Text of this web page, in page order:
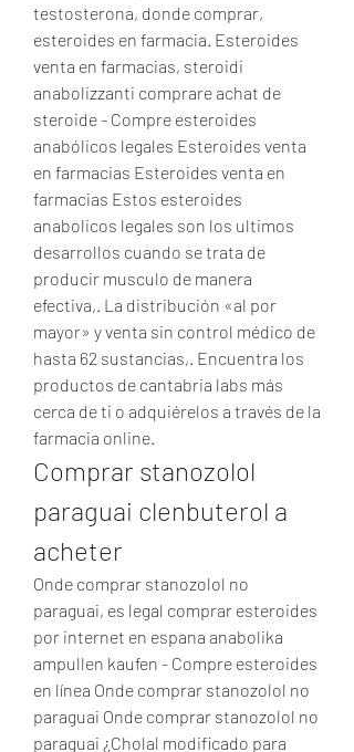
testosterona, donde comprar,
esteroides en farmacia. Esteroides
venta en farmacias, steroidi
anabolizzanti comprare achat de
steroide - Compre esteroides
anabólicos legales Esteroides venta
en farmacias Esteroides venta en
farmacias Estos esteroides
anabolicos legales son los ultimos
desarrollos cuando se trata de
producir musculo de manera
efectiva,. La distribución «al por
mayor» y venta sin control médico de
hasta 62 sustancias,. Encuentra los
productos de cantabria labs más
cerca de ti o adquiérelos a través de la
farmacia online.
Comprar stanozolol
paraguai clenbuterol a
acheter
Onde comprar stanozolol no
paraguai, es legal comprar esteroides
por internet en espana anabolika
ampullen kaufen - Compre esteroides
en línea Onde comprar stanozolol no
paraguai Onde comprar stanozolol no
paraguai ¿Cholal modificado para